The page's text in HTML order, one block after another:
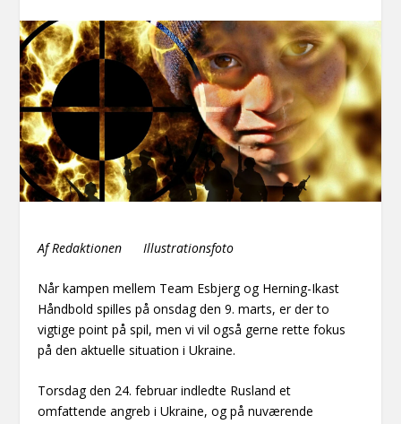
Af Redaktionen Illustrationsfoto
Når kampen mellem Team Esbjerg og Herning-Ikast
Håndbold spilles på onsdag den 9. marts, er der to
vigtige point på spil, men vi vil også gerne rette fokus
på den aktuelle situation i Ukraine.
Torsdag den 24. februar indledte Rusland et
omfattende angreb i Ukraine, og på nuværende